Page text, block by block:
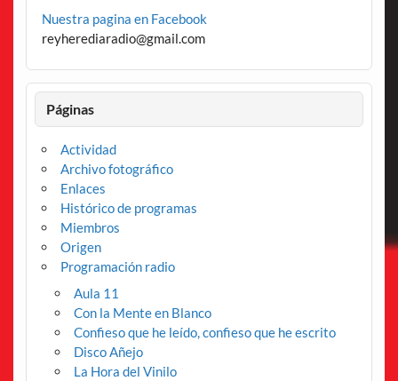
Nuestra pagina en Facebook
reyherediaradio@gmail.com
Páginas
Actividad
Archivo fotográfico
Enlaces
Histórico de programas
Miembros
Origen
Programación radio
Aula 11
Con la Mente en Blanco
Confieso que he leído, confieso que he escrito
Disco Añejo
La Hora del Vinilo